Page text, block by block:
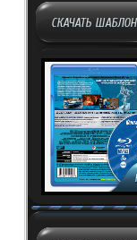
СКАЧАТЬ ШАБЛОН